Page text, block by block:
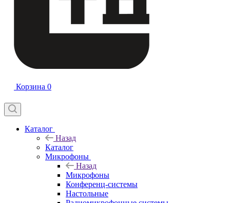
Корзина 0
Каталог
Назад
Каталог
Микрофоны
Назад
Микрофоны
Конференц-системы
Настольные